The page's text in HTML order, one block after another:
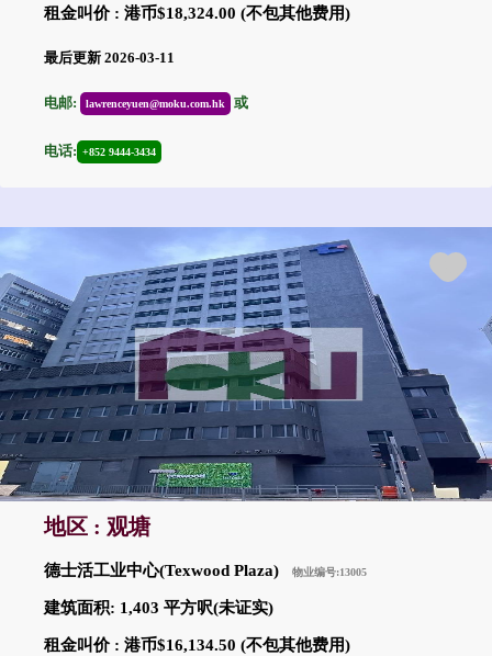
租金叫价 : 港币$18,324.00 (不包其他费用)
最后更新 2026-03-11
电邮: lawrenceyuen@moku.com.hk 或
电话: +852 9444-3434
地区 : 观塘
德士活工业中心(Texwood Plaza) 物业编号:13005
建筑面积: 1,403 平方呎(未证实)
租金叫价 : 港币$16,134.50 (不包其他费用)